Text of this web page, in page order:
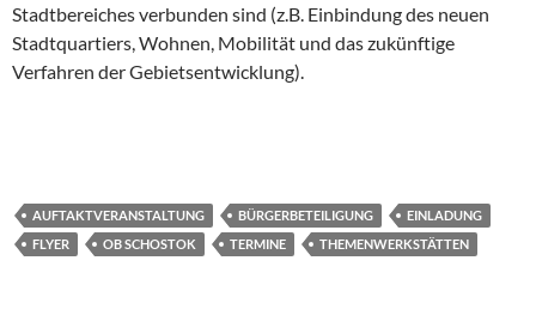
Stadtbereiches verbunden sind (z.B. Einbindung des neuen
Stadtquartiers, Wohnen, Mobilität und das zukünftige
Verfahren der Gebietsentwicklung).
AUFTAKTVERANSTALTUNG BÜRGERBETEILIGUNG
EINLADUNG
FLYER
OB SCHOSTOK TERMINE THEMENWERKSTÄTTEN